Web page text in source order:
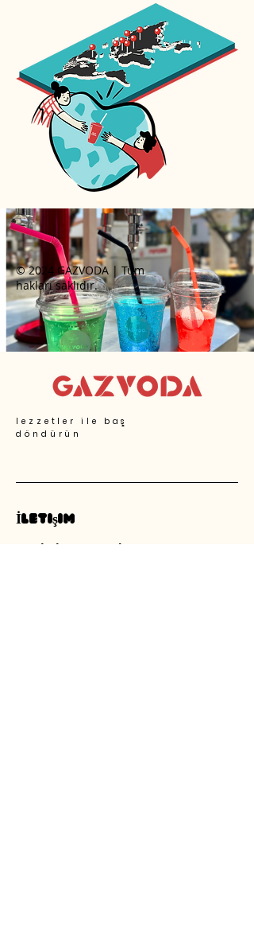
© 2024 GAZVODA | Tüm
hakları saklıdır.
lezzetler ile baş
döndürün
İletişim
merhaba@gazvodatr.com